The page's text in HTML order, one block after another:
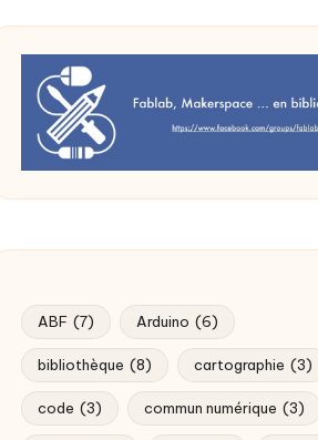
ABF (7) Arduino (6)
bibliothèque (8) cartographie (3)
code (3) commun numérique (3)